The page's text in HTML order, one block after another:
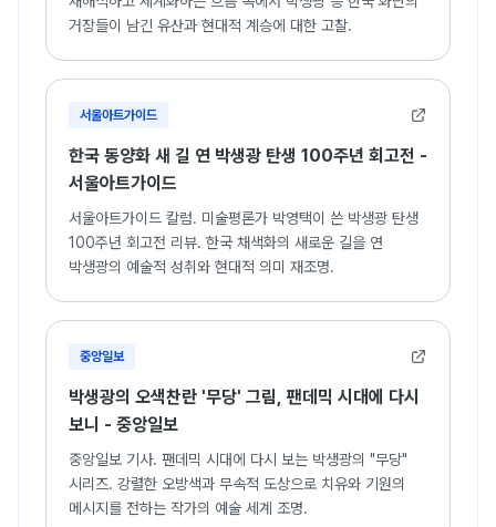
거장들이 남긴 유산과 현대적 계승에 대한 고찰.
서울아트가이드
한국 동양화 새 길 연 박생광 탄생 100주년 회고전 -
서울아트가이드
서울아트가이드 칼럼. 미술평론가 박영택이 쓴 박생광 탄생
100주년 회고전 리뷰. 한국 채색화의 새로운 길을 연
박생광의 예술적 성취와 현대적 의미 재조명.
중앙일보
박생광의 오색찬란 '무당' 그림, 팬데믹 시대에 다시
보니 - 중앙일보
중앙일보 기사. 팬데믹 시대에 다시 보는 박생광의 "무당"
시리즈. 강렬한 오방색과 무속적 도상으로 치유와 기원의
메시지를 전하는 작가의 예술 세계 조명.